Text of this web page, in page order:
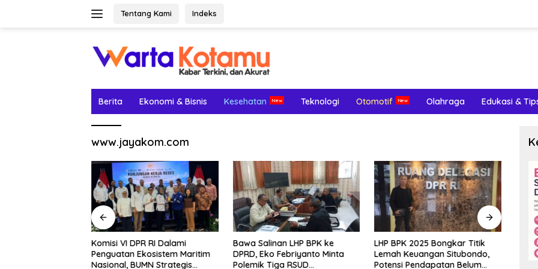
Tentang Kami Indeks
Berita Ekonomi & Bisnis Kesehatan Teknologi Otomotif Olahraga Edukasi &
www.jayakom.com
Komisi VI DPR RI Dalami
Penguatan Ekosistem Maritim
Nasional, BUMN Strategis
Bawa Salinan LHP BPK ke
DPRD, Eko Febriyanto Minta
Polemik Tiga RSUD
LHP BPK 2025 Bongkar Titik
Lemah Keuangan Situbondo,
Potensi Pendapatan Belum